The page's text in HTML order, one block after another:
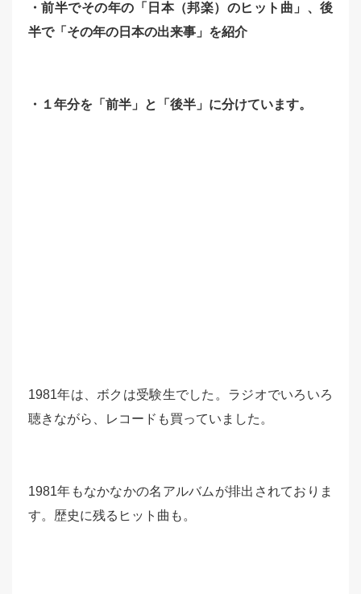
・前半でその年の「日本（邦楽）のヒット曲」、後
半で「その年の日本の出来事」を紹介
・１年分を「前半」と「後半」に分けています。
1981年は、ボクは受験生でした。ラジオでいろいろ
聴きながら、レコードも買っていました。
1981年もなかなかの名アルバムが排出されておりま
す。歴史に残るヒット曲も。